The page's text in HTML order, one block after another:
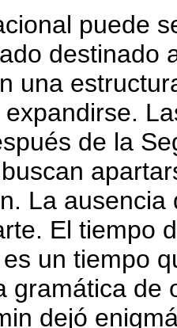
puede
destinado
una
de la
La
El tiempo
un tiempo
gramática de
dejó